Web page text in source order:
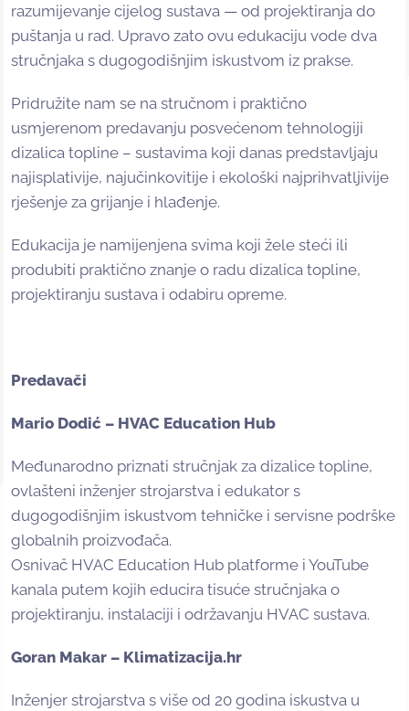
razumijevanje cijelog sustava — od projektiranja do
puštanja u rad. Upravo zato ovu edukaciju vode dva
stručnjaka s dugogodišnjim iskustvom iz prakse.
Pridružite nam se na stručnom i praktično
usmjerenom predavanju posvećenom tehnologiji
dizalica topline – sustavima koji danas predstavljaju
najisplativije, najučinkovitije i ekološki najprihvatljivije
rješenje za grijanje i hlađenje.
Edukacija je namijenjena svima koji žele steći ili
produbiti praktično znanje o radu dizalica topline,
projektiranju sustava i odabiru opreme.
Predavači
Mario Dodić – HVAC Education Hub
Međunarodno priznati stručnjak za dizalice topline,
ovlašteni inženjer strojarstva i edukator s
dugogodišnjim iskustvom tehničke i servisne podrške
globalnih proizvođača.
Osnivač HVAC Education Hub platforme i YouTube
kanala putem kojih educira tisuće stručnjaka o
projektiranju, instalaciji i održavanju HVAC sustava.
Goran Makar – Klimatizacija.hr
Inženjer strojarstva s više od 20 godina iskustva u